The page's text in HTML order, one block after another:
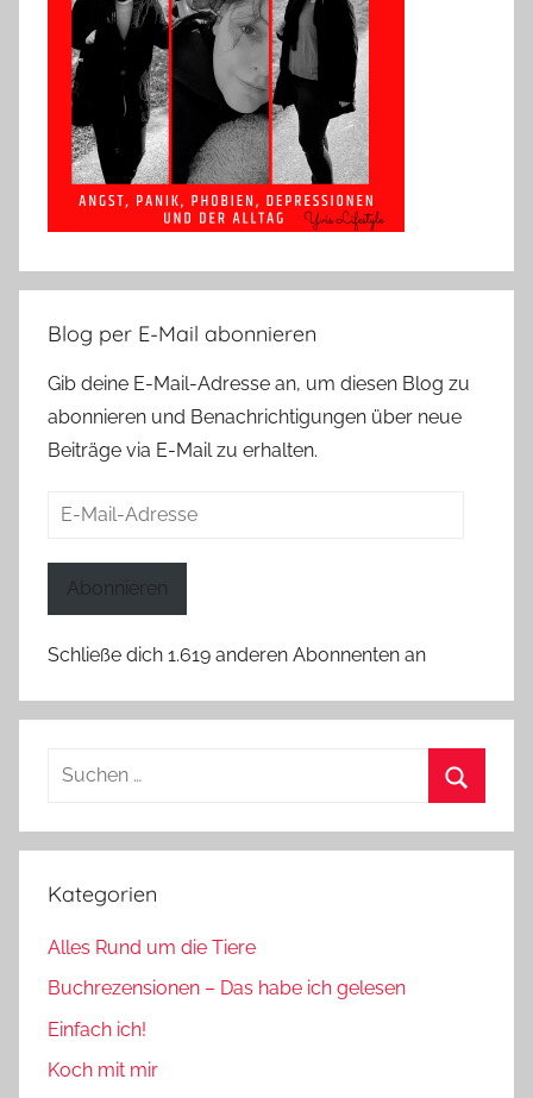
Blog per E-Mail abonnieren
Gib deine E-Mail-Adresse an, um diesen Blog zu
abonnieren und Benachrichtigungen über neue
Beiträge via E-Mail zu erhalten.
E-
Abonnieren
Schließe dich 1.619 anderen Abonnenten an
Suchen
Kategorien
Alles Rund um die Tiere
Buchrezensionen – Das habe ich gelesen
Einfach ich!
Koch mit mir